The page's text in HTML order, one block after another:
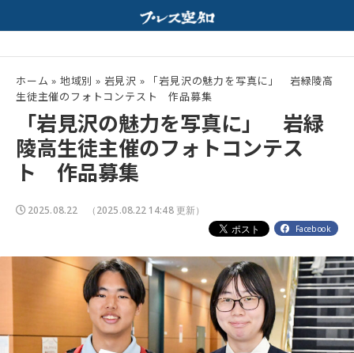
ホーム » 地域別 » 岩見沢 »
「岩見沢の魅力を写真に」 岩緑陵高
生徒主催のフォトコンテスト 作品募集
「岩見沢の魅力を写真に」 岩緑
陵高生徒主催のフォトコンテス
ト 作品募集
2025.08.22 （2025.08.22 14:48 更新）
Facebook